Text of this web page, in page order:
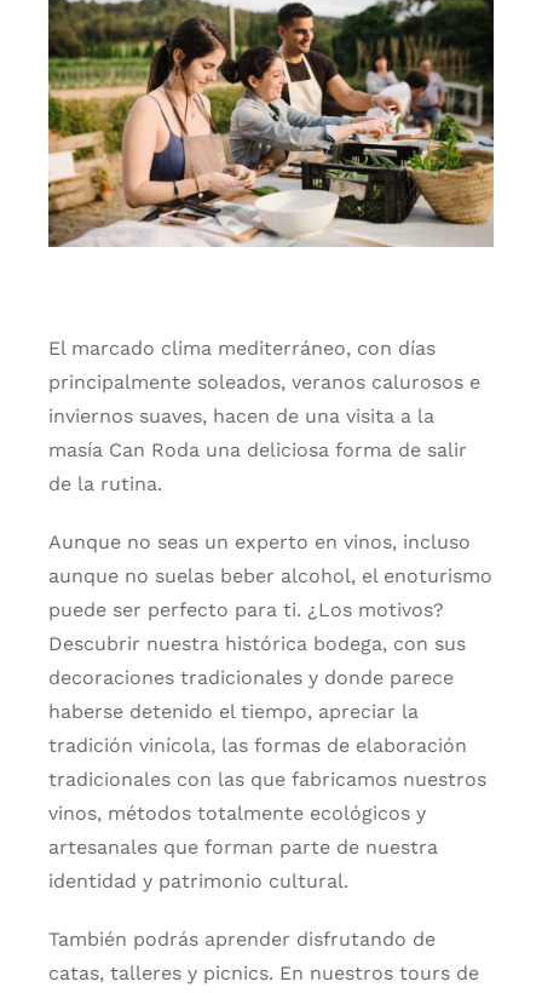
El marcado clima mediterráneo, con días
principalmente soleados, veranos calurosos e
inviernos suaves, hacen de una visita a la
masía Can Roda una deliciosa forma de salir
de la rutina.
Aunque no seas un experto en vinos, incluso
aunque no suelas beber alcohol, el enoturismo
puede ser perfecto para ti. ¿Los motivos?
Descubrir nuestra histórica bodega, con sus
decoraciones tradicionales y donde parece
haberse detenido el tiempo, apreciar la
tradición vinícola, las formas de elaboración
tradicionales con las que fabricamos nuestros
vinos, métodos totalmente ecológicos y
artesanales que forman parte de nuestra
identidad y patrimonio cultural.
También podrás aprender disfrutando de
catas, talleres y picnics. En nuestros tours de